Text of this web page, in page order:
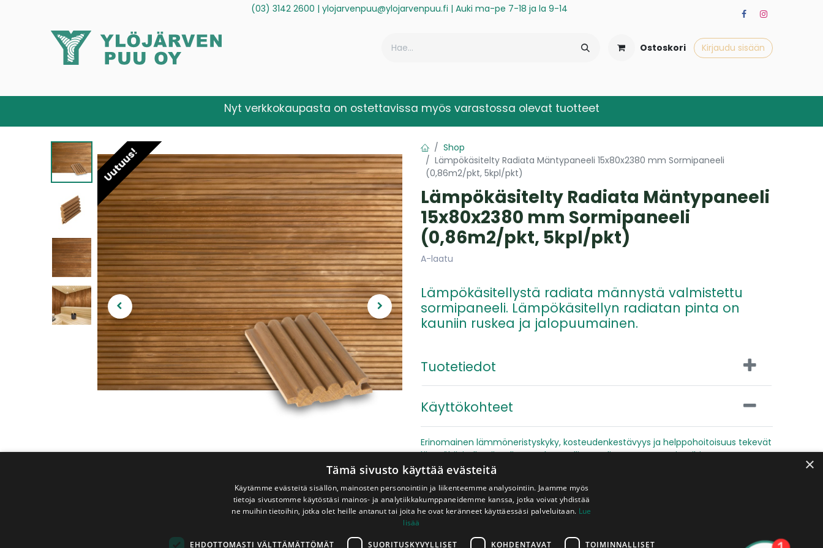
(03) 3142 2600 | ylojarvenpuu@ylojarvenpuu.fi | Auki ma-pe 7-18 ja la 9-14
Ostoskori Kirjaudu sisään
Nyt verkkokaupasta on ostettavissa myös varastossa olevat tuotteet
Uutuus!
Shop
Lämpökäsitelty Radiata Mäntypaneeli 15x80x2380 mm Sormipaneeli
(0,86m2/pkt, 5kpl/pkt)
Lämpökäsitelty Radiata Mäntypaneeli
15x80x2380 mm Sormipaneeli
(0,86m2/pkt, 5kpl/pkt)
A-laatu
Lämpökäsitellystä radiata männystä valmistettu
sormipaneeli. Lämpökäsitellyn radiatan pinta on
kauniin ruskea ja jalopuumainen.
Tuotetiedot
Käyttökohteet
Erinomainen lämmöneristyskyky, kosteudenkestävyys ja helppohoitoisuus tekevät
lämpökäsitellystä radiatasta luonnollisen valinnan saunan pintoihin.
Asennusohjeet
pkt Sis. ALV 25,5 %
×
Tämä sivusto käyttää evästeitä
Käytämme evästeitä sisällön, mainosten personointiin ja liikenteemme analysointiin. Jaamme myös
tietoja sivustomme käytöstäsi mainos- ja analytiikkakumppaneidemme kanssa, jotka voivat yhdistää
ne muihin tietoihin, jotka olet heille antanut tai joita he ovat keränneet käyttäessäsi palveluitaan. Lue
lisää
EHDOTTOMASTI VÄLTTÄMÄTTÖMÄT SUORITUSKYVYLLISET KOHDENTAVAT TOIMINNALLISET